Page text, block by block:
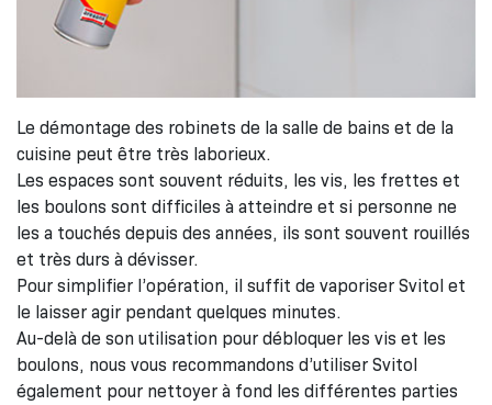
Le démontage des robinets de la salle de bains et de la
cuisine peut être très laborieux.
Les espaces sont souvent réduits, les vis, les frettes et
les boulons sont difficiles à atteindre et si personne ne
les a touchés depuis des années, ils sont souvent rouillés
et très durs à dévisser.
Pour simplifier l’opération, il suffit de vaporiser Svitol et
le laisser agir pendant quelques minutes.
Au-delà de son utilisation pour débloquer les vis et les
boulons, nous vous recommandons d’utiliser Svitol
également pour nettoyer à fond les différentes parties